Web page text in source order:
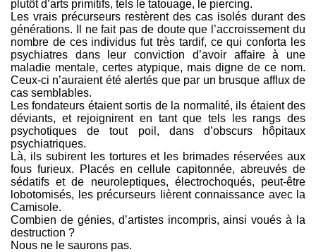
plutôt d’arts primitifs, tels le tatouage, le piercing.
Les vrais précurseurs restèrent des cas isolés durant des
générations. Il ne fait pas de doute que l’accroissement du
nombre de ces individus fut très tardif, ce qui conforta les
psychiatres dans leur conviction d’avoir affaire à une
maladie mentale, certes atypique, mais digne de ce nom.
Ceux-ci n’auraient été alertés que par un brusque afflux de
cas semblables.
Les fondateurs étaient sortis de la normalité, ils étaient des
déviants, et rejoignirent en tant que tels les rangs des
psychotiques de tout poil, dans d’obscurs hôpitaux
psychiatriques.
Là, ils subirent les tortures et les brimades réservées aux
fous furieux. Placés en cellule capitonnée, abreuvés de
sédatifs et de neuroleptiques, électrochoqués, peut-être
lobotomisés, les précurseurs lièrent connaissance avec la
Camisole.
Combien de génies, d’artistes incompris, ainsi voués à la
destruction ?
Nous ne le saurons pas.